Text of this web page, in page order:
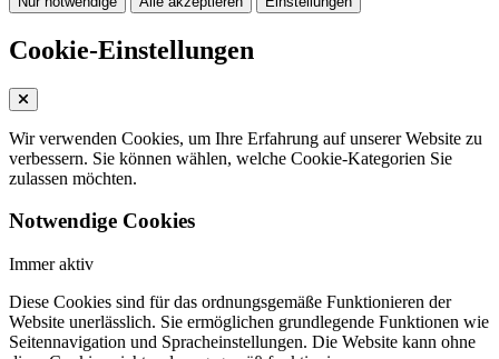
Cookie-Einstellungen
Wir verwenden Cookies, um Ihre Erfahrung auf unserer Website zu
verbessern. Sie können wählen, welche Cookie-Kategorien Sie
zulassen möchten.
Notwendige Cookies
Immer aktiv
Diese Cookies sind für das ordnungsgemäße Funktionieren der
Website unerlässlich. Sie ermöglichen grundlegende Funktionen wie
Seitennavigation und Spracheinstellungen. Die Website kann ohne